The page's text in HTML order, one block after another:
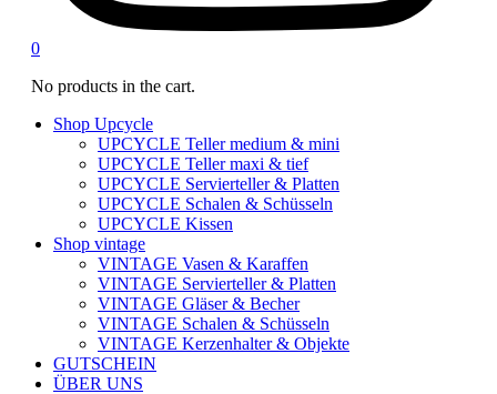
0
No products in the cart.
Shop Upcycle
UPCYCLE Teller medium & mini
UPCYCLE Teller maxi & tief
UPCYCLE Servierteller & Platten
UPCYCLE Schalen & Schüsseln
UPCYCLE Kissen
Shop vintage
VINTAGE Vasen & Karaffen
VINTAGE Servierteller & Platten
VINTAGE Gläser & Becher
VINTAGE Schalen & Schüsseln
VINTAGE Kerzenhalter & Objekte
GUTSCHEIN
ÜBER UNS